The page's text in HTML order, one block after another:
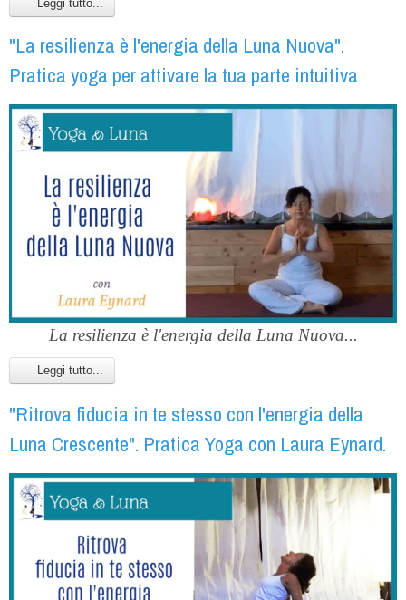
Leggi tutto...
"La resilienza è l'energia della Luna Nuova".
Pratica yoga per attivare la tua parte intuitiva
La resilienza è l'energia della Luna Nuova...
Leggi tutto...
"Ritrova fiducia in te stesso con l'energia della
Luna Crescente". Pratica Yoga con Laura Eynard.